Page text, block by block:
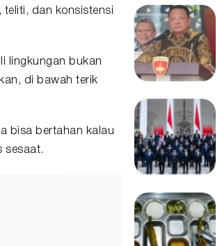
dan konsistensi
lingkungan bukan
di bawah terik
bisa bertahan kalau
sesaat.